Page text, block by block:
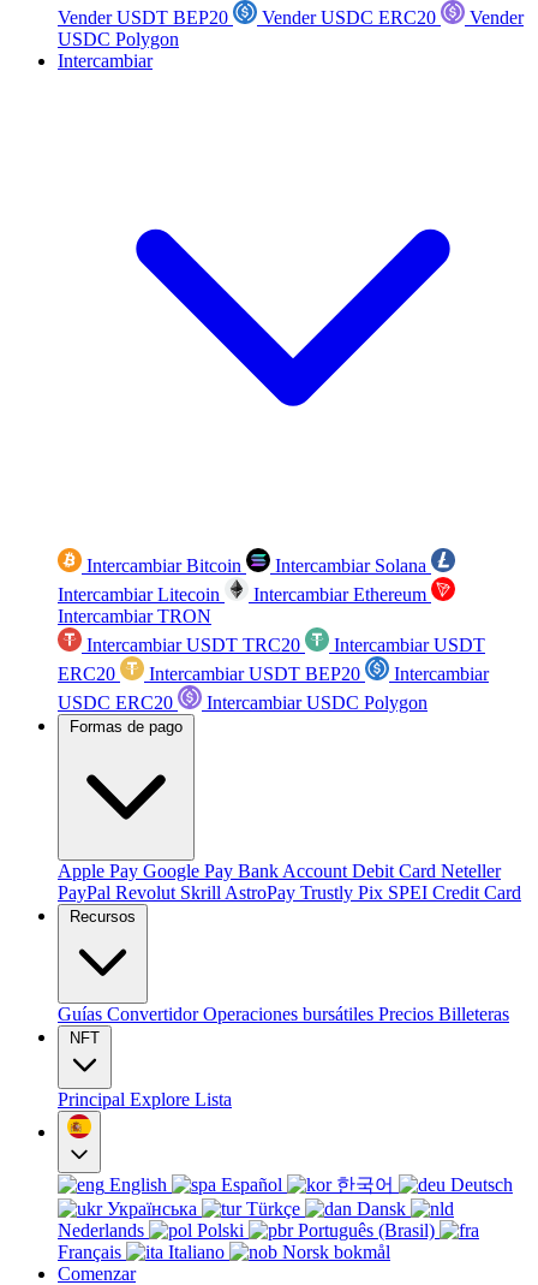
Vender USDT BEP20
Vender USDC ERC20
Vender
USDC Polygon
Intercambiar
Intercambiar Bitcoin
Intercambiar Solana
Intercambiar Litecoin
Intercambiar Ethereum
Intercambiar TRON
Intercambiar USDT TRC20
Intercambiar USDT
ERC20
Intercambiar USDT BEP20
Intercambiar
USDC ERC20
Intercambiar USDC Polygon
Formas de pago
Apple Pay Google Pay Bank Account Debit Card Neteller
PayPal Revolut Skrill AstroPay Trustly Pix SPEI Credit Card
Recursos
Guías ConvertidorOperaciones bursátiles Precios Billeteras
NFT
Principal Explore Lista
English Español 한국어
Deutsch
Українська
Türkçe
Dansk
Nederlands
Polski
Português (Brasil)
Français
Italiano
Norsk bokmål
Comenzar